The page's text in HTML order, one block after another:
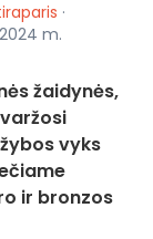
·
m.
žaidynės,
vyks
ir bronzos